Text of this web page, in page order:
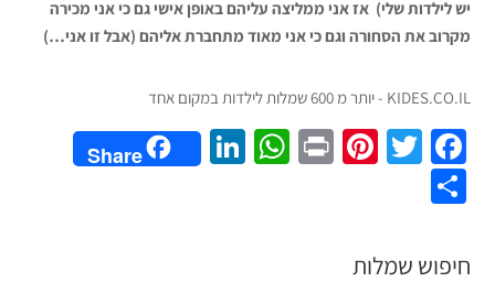
יש לילדות שלי) אז אני ממליצה עליהם באופן אישי גם כי אני מכירה
מקרוב את הסחורה וגם כי אני מאוד מתחברת אליהם (אבל זו אני…)
KIDES.CO.IL - יותר מ 600 שמלות לילדות במקום אחד
Facebook
Twitter
Pinterest
Print
WhatsApp
LinkedIn
Share
חיפוש שמלות